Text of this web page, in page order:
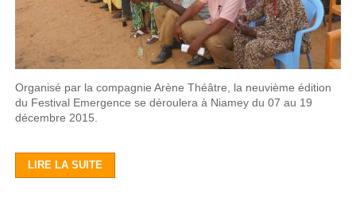
Organisé par la compagnie Arène Théâtre, la neuvième édition
du Festival Emergence se déroulera à Niamey du 07 au 19
décembre 2015.
LIRE LA SUITE